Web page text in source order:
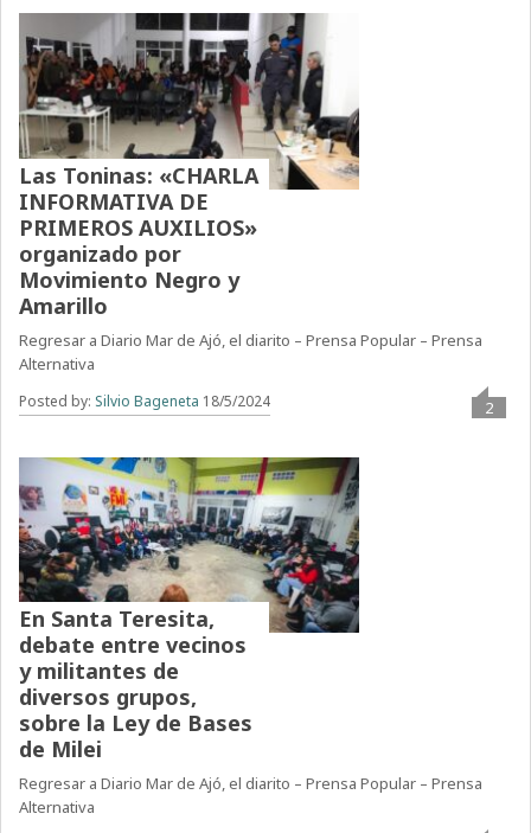
Las Toninas: «CHARLA
INFORMATIVA DE
PRIMEROS AUXILIOS»
organizado por
Movimiento Negro y
Amarillo
Regresar a Diario Mar de Ajó, el diarito – Prensa Popular – Prensa
Alternativa
Posted by: Silvio Bageneta 18/5/2024 2
En Santa Teresita,
debate entre vecinos
y militantes de
diversos grupos,
sobre la Ley de Bases
de Milei
Regresar a Diario Mar de Ajó, el diarito – Prensa Popular – Prensa
Alternativa